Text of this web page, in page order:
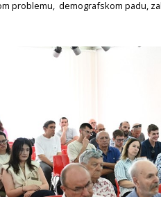
problemu, demografskom padu,